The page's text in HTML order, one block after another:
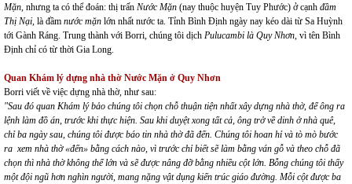
Mặn, nhưng ta có thể đoán: thị trấn Nước Mặn (nay thuộc huyện Tuy Phước) ở cạnh đầm
Thị Nại, là đầm nước mặn lớn nhất nước ta. Tỉnh Bình Định ngày nay kéo dài từ Sa Huỳnh
tới Gành Ráng. Trung thành với Borri, chúng tôi dịch Pulucambi là Quy Nhơn, vì tên Bình
Định chỉ có từ thời Gia Long.
Quan Khám lý dựng nhà thờ Nước Mặn ở Quy Nhơn
Borri viết về việc dựng nhà thờ, như sau:
"Sau đó quan Khám lý bảo chúng tôi chọn chỗ thuận tiện nhất xây dựng nhà thờ, để ông ra
lệnh làm đồ án, trước khi thực hiện. Sau khi duyệt xong tất cả, ông trở về dinh ở nhà quê,
chỉ ba ngày sau, chúng tôi được báo tin nhà thờ đã đến. Chúng tôi hoan hỉ và tò mò bước
ra xem nhà thờ «đến» bằng cách nào, vì trước chỉ biết sẽ làm bằng ván gỗ và theo chỗ đã
chọn thì nhà thờ không thể lớn và sẽ được nâng đỡ bằng nhiều cột lớn. Bỗng chúng tôi thấy
một đội ngũ hơn nghìn người, mang nặng vật dụng kiến trúc giáo đường. Mỗi cột được ba